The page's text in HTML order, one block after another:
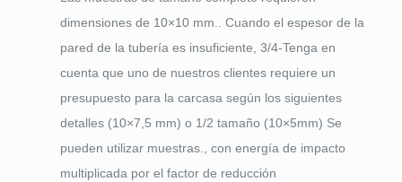
dimensiones de 10×10 mm.. Cuando el espesor de la
pared de la tubería es insuficiente, 3/4-Tenga en
cuenta que uno de nuestros clientes requiere un
presupuesto para la carcasa según los siguientes
detalles (10×7,5 mm) o 1/2 tamaño (10×5mm) Se
pueden utilizar muestras., con energía de impacto
multiplicada por el factor de reducción